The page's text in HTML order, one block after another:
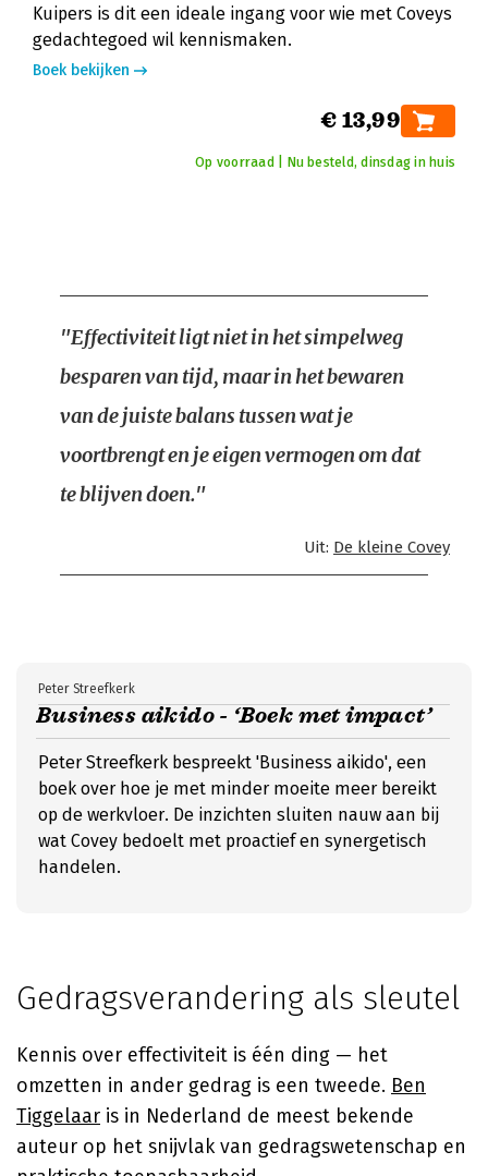
Kuipers is dit een ideale ingang voor wie met Coveys
gedachtegoed wil kennismaken.
Boek bekijken
€ 13,99
Op voorraad | Nu besteld, dinsdag in huis
"Effectiviteit ligt niet in het simpelweg
besparen van tijd, maar in het bewaren
van de juiste balans tussen wat je
voortbrengt en je eigen vermogen om dat
te blijven doen."
Uit: De kleine Covey
Business aikido - ‘Boek met impact’
Peter Streefkerk
Peter Streefkerk bespreekt 'Business aikido', een
boek over hoe je met minder moeite meer bereikt
op de werkvloer. De inzichten sluiten nauw aan bij
wat Covey bedoelt met proactief en synergetisch
handelen.
Gedragsverandering als sleutel
Kennis over effectiviteit is één ding — het
omzetten in ander gedrag is een tweede. Ben
Tiggelaar is in Nederland de meest bekende
auteur op het snijvlak van gedragswetenschap en